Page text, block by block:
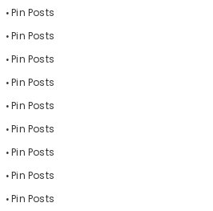
Pin Posts
Pin Posts
Pin Posts
Pin Posts
Pin Posts
Pin Posts
Pin Posts
Pin Posts
Pin Posts